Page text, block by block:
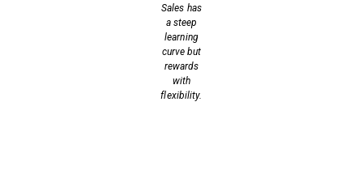
Sales has
a steep
learning
curve but
rewards
with
flexibility.